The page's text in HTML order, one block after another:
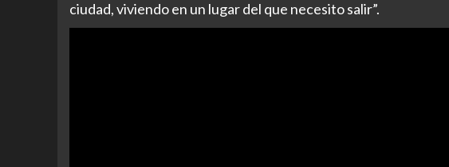
ciudad, viviendo en un lugar del que necesito salir”.